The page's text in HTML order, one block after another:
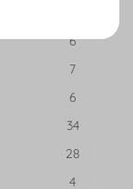
6
7
6
34
28
4